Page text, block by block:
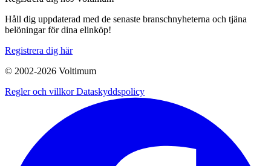
Håll dig uppdaterad med de senaste branschnyheterna och tjäna
belöningar för dina elinköp!
Registrera dig här
© 2002-2026 Voltimum
Regler och villkorDataskyddspolicy